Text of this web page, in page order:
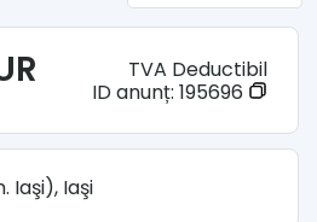
TVA Deductibil
ID anunț: 195696
Iaşi), Iaşi